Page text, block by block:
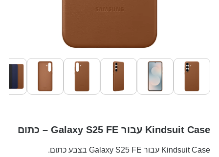
Kindsuit Case עבור Galaxy S25 FE – כתום
Kindsuit Case עבור Galaxy S25 FE בצבע כתום.